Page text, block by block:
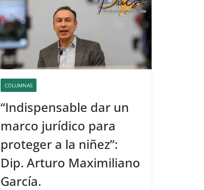
COLUMNAS
“Indispensable dar un
marco jurídico para
proteger a la niñez”:
Dip. Arturo Maximiliano
García.